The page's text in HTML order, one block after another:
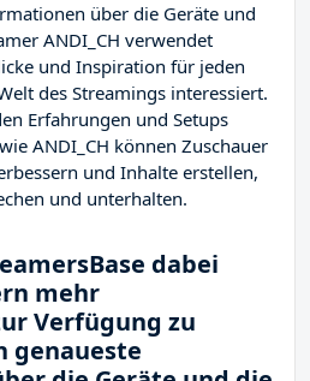
über die Geräte und
ANDI_CH verwendet
und Inspiration für jeden
des Streamings interessiert.
Erfahrungen und Setups
ANDI_CH können Zuschauer
und Inhalte erstellen,
und unterhalten.
dabei
mehr
Verfügung zu
genaueste